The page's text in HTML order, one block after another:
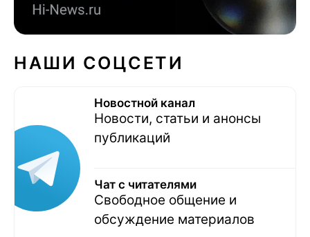
НАШИ СОЦСЕТИ
Новостной канал
Новости, статьи и анонсы
публикаций
Чат с читателями
Свободное общение и
обсуждение материалов